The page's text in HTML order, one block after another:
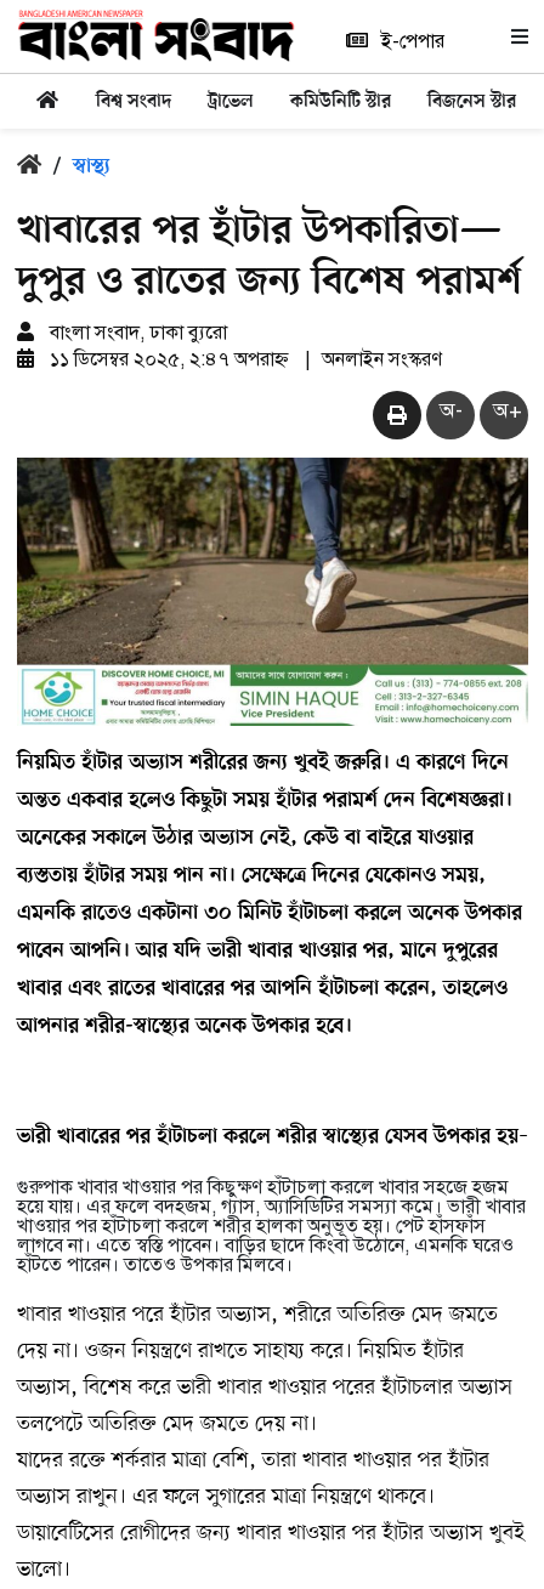
ই-পেপার
বিশ্ব সংবাদ ট্রাভেল কমিউনিটি স্টার বিজনেস স্টার
/ স্বাস্থ্য
খাবারের পর হাঁটার উপকারিতা—
দুপুর ও রাতের জন্য বিশেষ পরামর্শ
বাংলা সংবাদ, ঢাকা ব্যুরো
১১ ডিসেম্বর ২০২৫, ২:৪৭ অপরাহ্ন
অনলাইন সংস্করণ
অ- অ+
নিয়মিত হাঁটার অভ্যাস শরীরের জন্য খুবই জরুরি। এ কারণে দিনে
অন্তত একবার হলেও কিছুটা সময় হাঁটার পরামর্শ দেন বিশেষজ্ঞরা।
অনেকের সকালে উঠার অভ্যাস নেই, কেউ বা বাইরে যাওয়ার
ব্যস্ততায় হাঁটার সময় পান না। সেক্ষেত্রে দিনের যেকোনও সময়,
এমনকি রাতেও একটানা ৩০ মিনিট হাঁটাচলা করলে অনেক উপকার
পাবেন আপনি। আর যদি ভারী খাবার খাওয়ার পর, মানে দুপুরের
খাবার এবং রাতের খাবারের পর আপনি হাঁটাচলা করেন, তাহলেও
আপনার শরীর-স্বাস্থ্যের অনেক উপকার হবে।
ভারী খাবারের পর হাঁটাচলা করলে শরীর স্বাস্থ্যের যেসব উপকার হয়–
গুরুপাক খাবার খাওয়ার পর কিছুক্ষণ হাঁটাচলা করলে খাবার সহজে হজম
হয়ে যায়। এর ফলে বদহজম, গ্যাস, অ্যাসিডিটির সমস্যা কমে। ভারী খাবার
খাওয়ার পর হাঁটাচলা করলে শরীর হালকা অনুভূত হয়। পেট হাঁসফাঁস
লাগবে না। এতে স্বস্তি পাবেন। বাড়ির ছাদে কিংবা উঠোনে, এমনকি ঘরেও
হাঁটতে পারেন। তাতেও উপকার মিলবে।
খাবার খাওয়ার পরে হাঁটার অভ্যাস, শরীরে অতিরিক্ত মেদ জমতে
দেয় না। ওজন নিয়ন্ত্রণে রাখতে সাহায্য করে। নিয়মিত হাঁটার
অভ্যাস, বিশেষ করে ভারী খাবার খাওয়ার পরের হাঁটাচলার অভ্যাস
তলপেটে অতিরিক্ত মেদ জমতে দেয় না।
যাদের রক্তে শর্করার মাত্রা বেশি, তারা খাবার খাওয়ার পর হাঁটার
অভ্যাস রাখুন। এর ফলে সুগারের মাত্রা নিয়ন্ত্রণে থাকবে।
ডায়াবেটিসের রোগীদের জন্য খাবার খাওয়ার পর হাঁটার অভ্যাস খুবই
ভালো।